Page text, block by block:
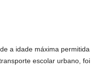
a idade máxima permitida
escolar urbano, foi